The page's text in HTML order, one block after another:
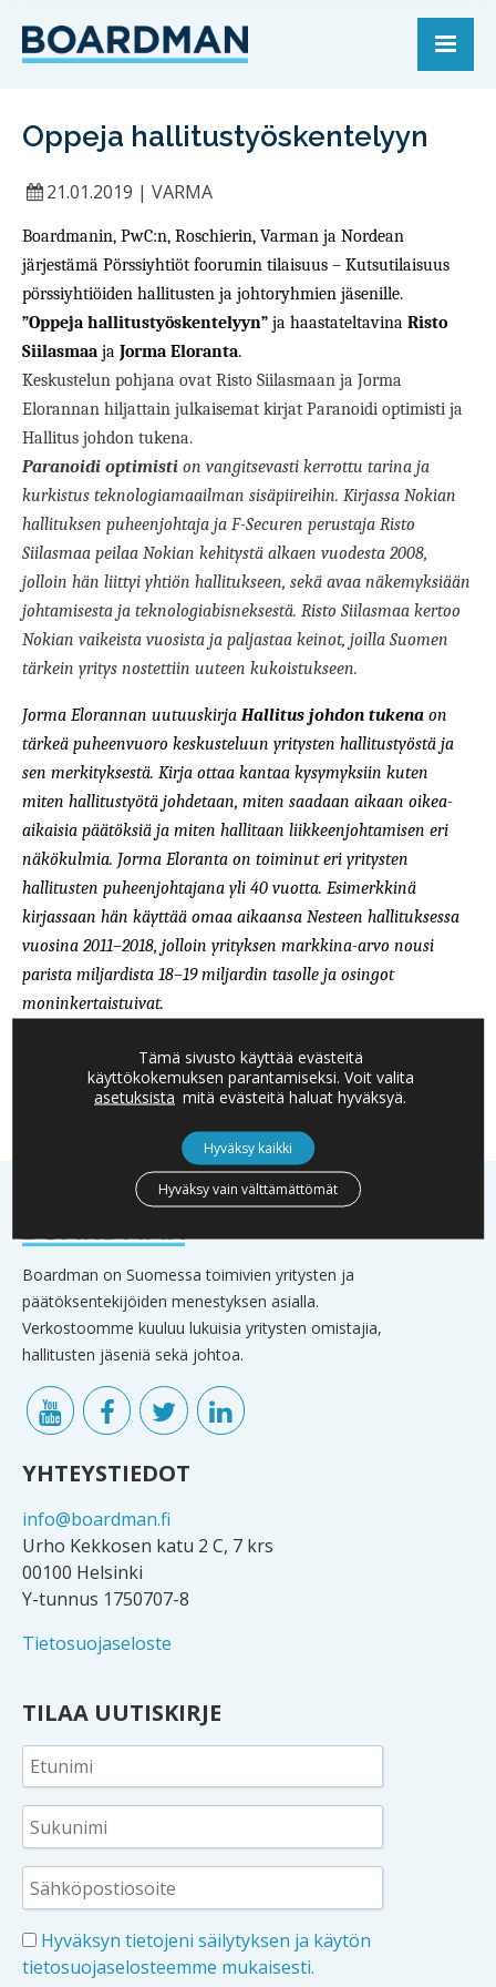
Oppeja hallitustyöskentelyyn
21.01.2019 |VARMA
Boardmanin, PwC:n, Roschierin, Varman ja Nordean
järjestämä Pörssiyhtiöt foorumin tilaisuus – Kutsutilaisuus
pörssiyhtiöiden hallitusten ja johtoryhmien jäsenille.
”Oppeja hallitustyöskentelyyn” ja haastateltavina Risto
Siilasmaa ja Jorma Eloranta.
Keskustelun pohjana ovat Risto Siilasmaan ja Jorma
Elorannan hiljattain julkaisemat kirjat Paranoidi optimisti ja
Hallitus johdon tukena.
Paranoidi optimisti on vangitsevasti kerrottu tarina ja
kurkistus teknologiamaailman sisäpiireihin. Kirjassa Nokian
hallituksen puheenjohtaja ja F-Securen perustaja Risto
Siilasmaa peilaa Nokian kehitystä alkaen vuodesta 2008,
jolloin hän liittyi yhtiön hallitukseen, sekä avaa näkemyksiään
johtamisesta ja teknologiabisneksestä. Risto Siilasmaa kertoo
Nokian vaikeista vuosista ja paljastaa keinot, joilla Suomen
tärkein yritys nostettiin uuteen kukoistukseen.
Jorma Elorannan uutuuskirja Hallitus johdon tukena on
tärkeä puheenvuoro keskusteluun yritysten hallitustyöstä ja
sen merkityksestä. Kirja ottaa kantaa kysymyksiin kuten
miten hallitustyötä johdetaan, miten saadaan aikaan oikea-
aikaisia päätöksiä ja miten hallitaan liikkeenjohtamisen eri
näkökulmia. Jorma Eloranta on toiminut eri yritysten
hallitusten puheenjohtajana yli 40 vuotta. Esimerkkinä
kirjassaan hän käyttää omaa aikaansa Nesteen hallituksessa
vuosina 2011–2018, jolloin yrityksen markkina-arvo nousi
parista miljardista 18–19 miljardin tasolle ja osingot
moninkertaistuivat.
heli.koukkula(a)boardman.fi
Boardman on Suomessa toimivien yritysten ja
päätöksentekijöiden menestyksen asialla.
Verkostoomme kuuluu lukuisia yritysten omistajia,
hallitusten jäseniä sekä johtoa.
YHTEYSTIEDOT
info@boardman.fi
Urho Kekkosen katu 2 C, 7 krs
00100 Helsinki
Y-tunnus 1750707-8
Tietosuojaseloste
TILAA UUTISKIRJE
Hyväksyn tietojeni säilytyksen ja käytön
tietosuojaselosteemme mukaisesti.
Tämä sivusto käyttää evästeitä
käyttökokemuksen parantamiseksi. Voit valita
asetuksista mitä evästeitä haluat hyväksyä.
Hyväksy kaikki
Hyväksy vain välttämättömät